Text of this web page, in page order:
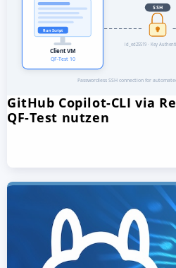
GitHub Copilot-CLI via
QF-Test nutzen